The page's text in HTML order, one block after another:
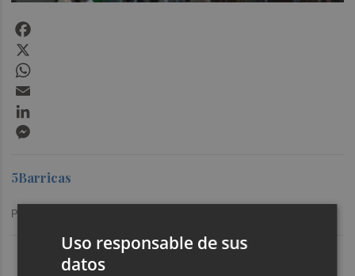
Últimas Noticias
5Barricas
Publicado: 10/07/2025 ·
Uso responsable de sus
datos